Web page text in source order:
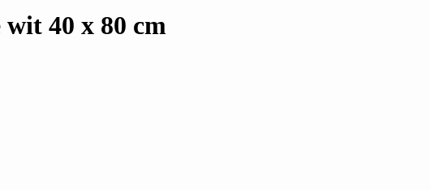
40 x 80 cm